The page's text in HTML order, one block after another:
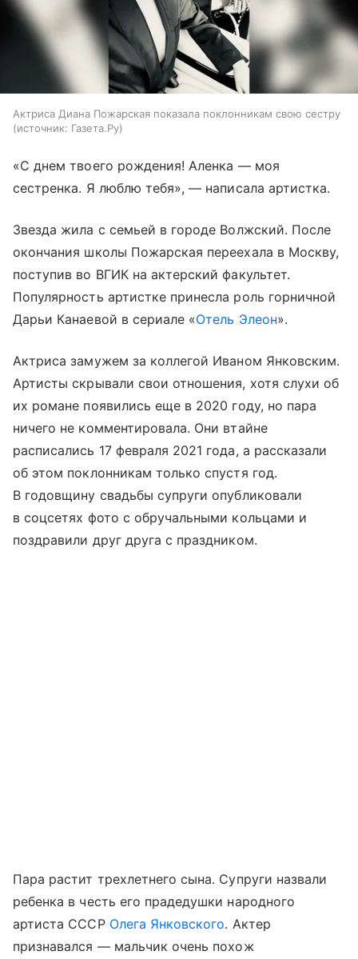
Актриса Диана Пожарская показала поклонникам свою сестру
источник: Газета.Ру
«С днем твоего рождения! Аленка — моя
сестренка. Я люблю тебя», — написала артистка.
Звезда жила с семьей в городе Волжский. После
окончания школы Пожарская переехала в Москву,
поступив во ВГИК на актерский факультет.
Популярность артистке принесла роль горничной
Дарьи Канаевой в сериале «Отель Элеон».
Актриса замужем за коллегой Иваном Янковским.
Артисты скрывали свои отношения, хотя слухи об
их романе появились еще в 2020 году, но пара
ничего не комментировала. Они втайне
расписались 17 февраля 2021 года, а рассказали
об этом поклонникам только спустя год.
В годовщину свадьбы супруги опубликовали
в соцсетях фото с обручальными кольцами и
поздравили друг друга с праздником.
Пара растит трехлетнего сына. Супруги назвали
ребенка в честь его прадедушки народного
артиста СССР Олега Янковского. Актер
признавался — мальчик очень похож